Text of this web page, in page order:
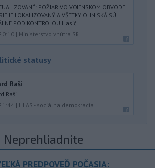
POŽIAR VO VOJENSKOM OBVODE
JE LOKALIZOVANÝ A VŠETKY OHNISKÁ SÚ
POD KONTROLOU Hasiči ...
| Ministerstvo vnútra SR
statusy
Raši
Raši
| HLAS - sociálna demokracia
Neprehliadnite
PREDPOVEĎ POČASIA: